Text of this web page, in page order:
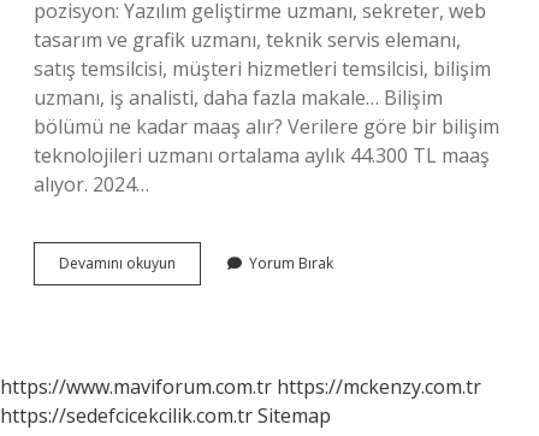
pozisyon: Yazılım geliştirme uzmanı, sekreter, web
tasarım ve grafik uzmanı, teknik servis elemanı,
satış temsilcisi, müşteri hizmetleri temsilcisi, bilişim
uzmanı, iş analisti, daha fazla makale… Bilişim
bölümü ne kadar maaş alır? Verilere göre bir bilişim
teknolojileri uzmanı ortalama aylık 44.300 TL maaş
alıyor. 2024…
Devamını okuyun
Bolumu
Yorum Bırak
https://www.maviforum.com.tr https://mckenzy.com.tr
https://sedefcicekcilik.com.trSitemap